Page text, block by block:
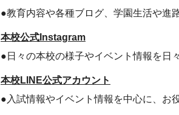
●教育内容や各種ブログ、学園生活や進
本校公式Instagram
●日々の本校の様子やイベント情報を日
本校LINE公式アカウント
●入試情報やイベント情報を中心に、お